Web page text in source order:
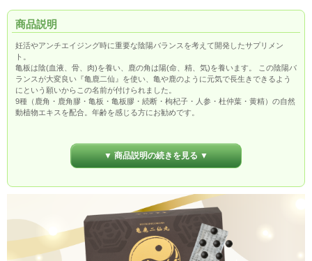
商品説明
妊活やアンチエイジング時に重要な陰陽バランスを考えて開発したサプリメン
ト。
亀板は陰(血液、骨、肉)を養い、鹿の角は陽(命、精、気)を養います。 この陰陽バ
ランスが大変良い『亀鹿二仙』を使い、亀や鹿のように元気で長生きできるよう
にという願いからこの名前が付けられました。
9種（鹿角・鹿角膠・亀板・亀板膠・続断・枸杞子・人参・杜仲葉・黄精）の自然
動植物エキスを配合。年齢を感じる方にお勧めです。
▼ 商品説明の続きを見る ▼